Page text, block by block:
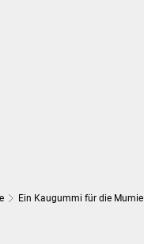
Ein Kaugummi für die Mumie